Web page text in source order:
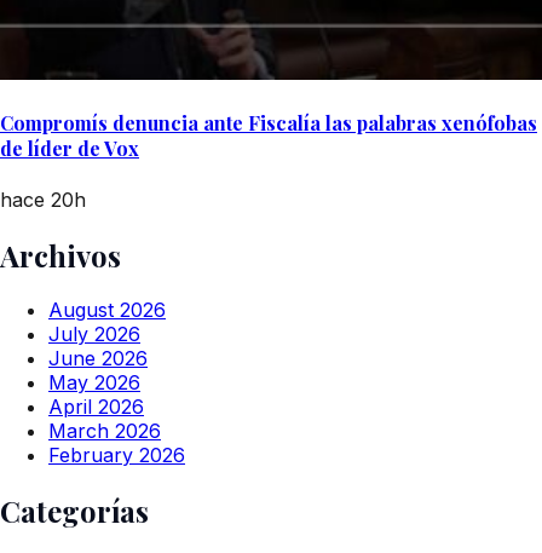
Compromís denuncia ante Fiscalía las palabras xenófobas
de líder de Vox
hace 20h
Archivos
August 2026
July 2026
June 2026
May 2026
April 2026
March 2026
February 2026
Categorías